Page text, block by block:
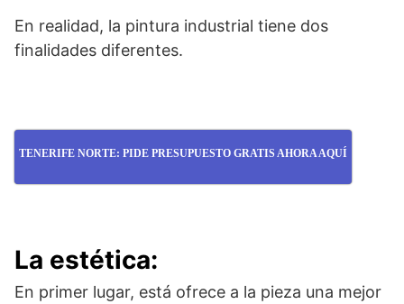
En realidad, la pintura industrial tiene dos
finalidades diferentes.
TENERIFE NORTE: PIDE PRESUPUESTO GRATIS AHORA AQUÍ
La estética:
En primer lugar, está ofrece a la pieza una mejor